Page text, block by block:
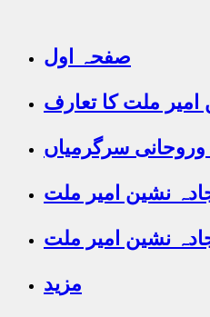
صفحہ اول
ملت کا تعارف
وروحانی سرگرمیاں
نشین امیر ملت
نشین امیر ملت
مزید